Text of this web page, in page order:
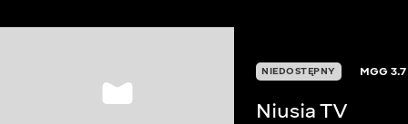
NIEDOSTĘPNY MGG3.7
Niusia TV